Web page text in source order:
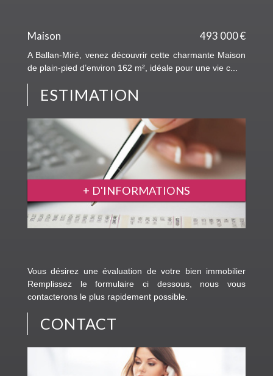
Maison 493 000 €
A Ballan-Miré, venez découvrir cette charmante Maison
de plain-pied d’environ 162 m², idéale pour une vie c...
ESTIMATION
+ D'INFORMATIONS
Vous désirez une évaluation de votre bien immobilier
Remplissez le formulaire ci dessous, nous vous
contacterons le plus rapidement possible.
CONTACT